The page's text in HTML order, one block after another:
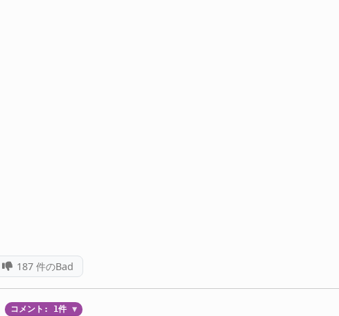
187 件のBad
コメント: 1件 ▼